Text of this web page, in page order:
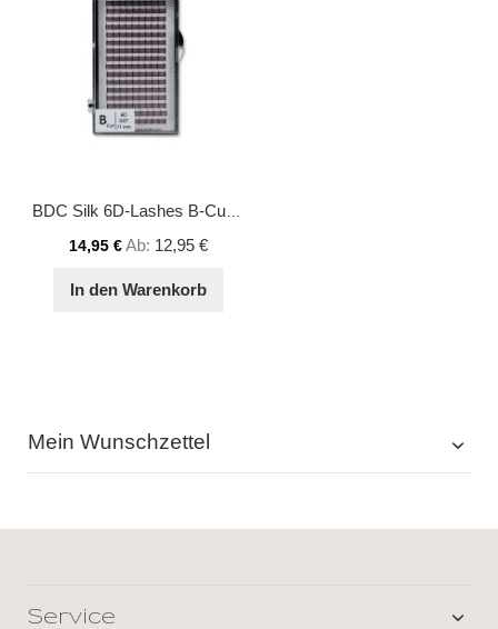
BDC Silk 6D-Lashes B-Curl 0,07 11 mm
14,95 €Ab 12,95 €
In den Warenkorb
Mein Wunschzettel
Service